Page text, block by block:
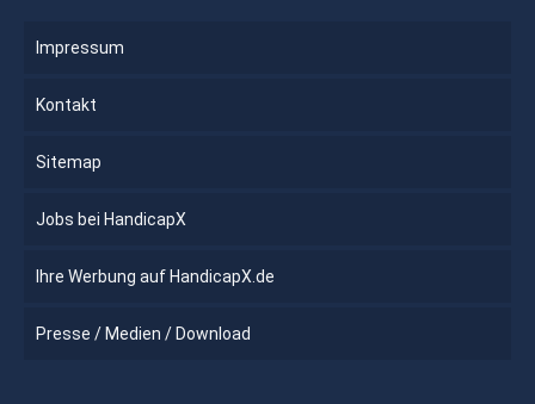
Impressum
Kontakt
Sitemap
Jobs bei HandicapX
Ihre Werbung auf HandicapX.de
Presse / Medien / Download